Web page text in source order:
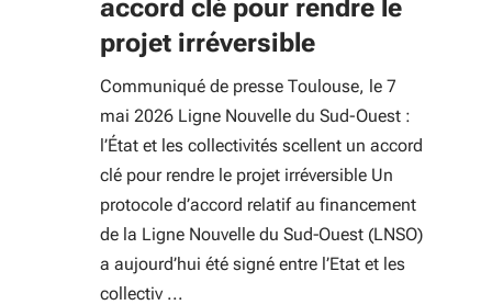
accord clé pour rendre le
projet irréversible
Communiqué de presse Toulouse, le 7
mai 2026 Ligne Nouvelle du Sud-Ouest :
l’État et les collectivités scellent un accord
clé pour rendre le projet irréversible Un
protocole d’accord relatif au financement
de la Ligne Nouvelle du Sud‑Ouest (LNSO)
a aujourd’hui été signé entre l’Etat et les
collectiv ...